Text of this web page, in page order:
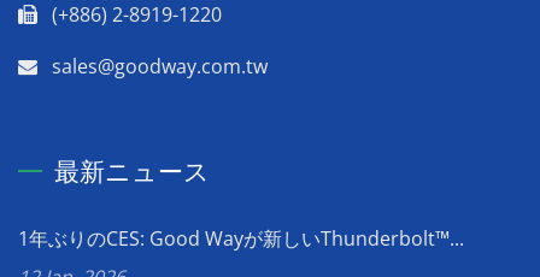
(+886) 2-8919-1220
sales@goodway.com.tw
最新ニュース
1年ぶりのCES: Good Wayが新しいThunderbolt™...